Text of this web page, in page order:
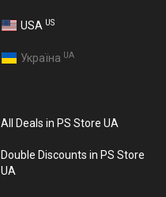
USA US
Україна UA
All Deals in PS Store UA
Double Discounts in PS Store
UA